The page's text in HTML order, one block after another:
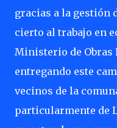
gracias a la gestión
cierto al trabajo en
Ministerio de Obras
entregando este
vecinos de la
particularmente de